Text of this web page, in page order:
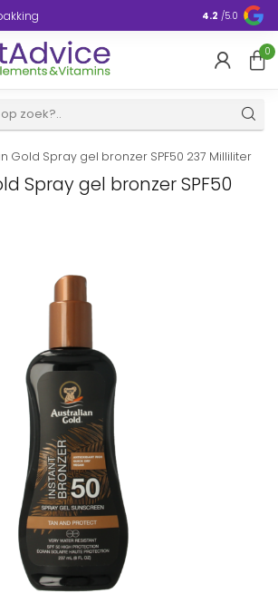
4.2 /5.0
0
Gold Spray gel bronzer SPF50 237 Milliliter
Spray gel bronzer SPF50